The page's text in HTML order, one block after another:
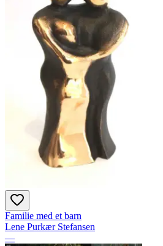
Familie med et barn
Lene Purkær Stefansen
—